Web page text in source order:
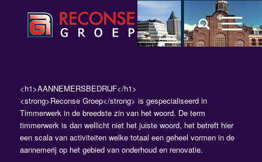
<h1>AANNEMERSBEDRIJF</h1>
<strong>Reconse Groep</strong> is gespecialiseerd in
Timmerwerk in de breedste zin van het woord. De term
timmerwerk is dan wellicht niet het juiste woord, het betreft hier
een scala van activiteiten welke totaal een geheel vormen in de
aannemerij op het gebied van onderhoud en renovatie.